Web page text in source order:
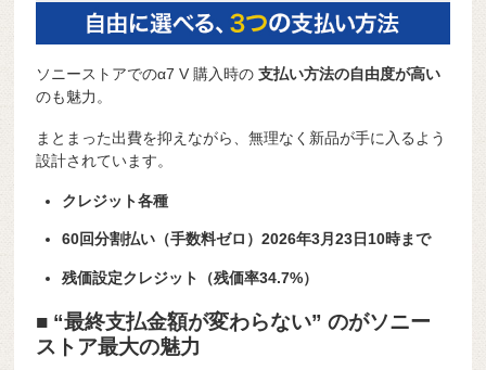
ソニーストアでのα7 V 購入時の支払い方法の自由度が高い
のも魅力。
まとまった出費を抑えながら、無理なく新品が手に入るよう
設計されています。
クレジット各種
60回分割払い（手数料ゼロ）2026年3月23日10時まで
残価設定クレジット（残価率34.7%）
■ “最終支払金額が変わらない” のがソニー
ストア最大の魅力